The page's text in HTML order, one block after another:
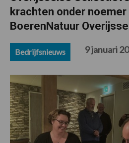
krachten onder
BoerenNatuur Overijssel
Bedrijfsnieuws 9 januari